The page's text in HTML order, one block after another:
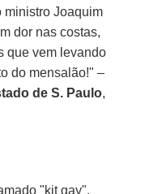
ministro Joaquim
dor nas costas,
que vem levando
do mensalão!" –
de S. Paulo,
"kit gay",